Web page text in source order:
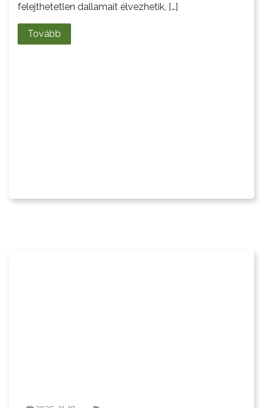
AZ
CÉGEK
felejthetetlen dallamait élvezhetik, […]
Tovább